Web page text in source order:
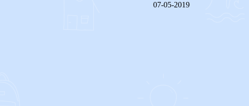
07-05-2019